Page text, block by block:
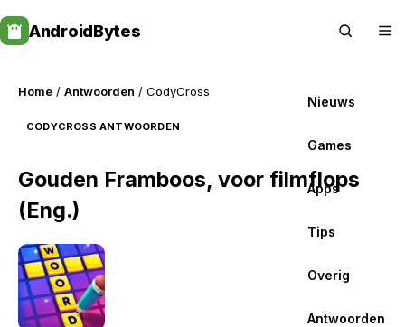
to
content
AndroidBytes
Nieuws
Games
Apps
Tips
Overig
Antwoorden
Home / Antwoorden / CodyCross
CODYCROSS ANTWOORDEN
Gouden Framboos, voor filmflops
(Eng.)